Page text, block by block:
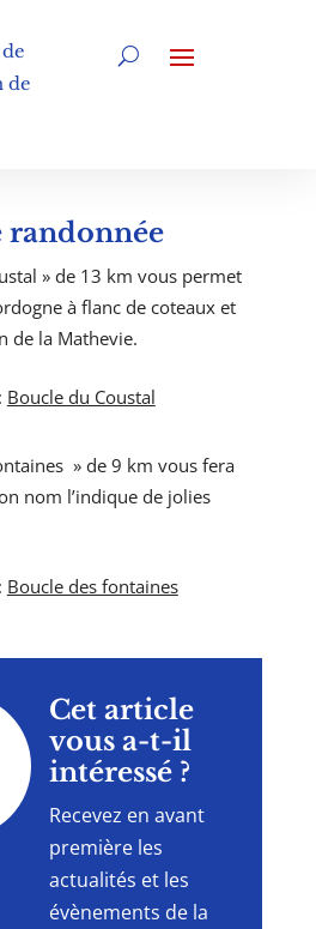
de
randonnée
» de 13 km vous permet
à flanc de coteaux et
de la Mathevie.
Boucle du Coustal
» de 9 km vous fera
nom l’indique de jolies
Boucle des fontaines
Cet article
vous a-t-il
intéressé ?
Recevez en avant
première les
actualités et les
évènements de la